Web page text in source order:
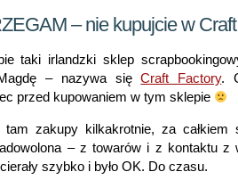
– nie kupujcie w
taki irlandzki sklep
– nazywa sięCraft Factory.
przed kupowaniem w tym sklepie
tam zakupy kilkakrotnie, za
– z towarów i z kontaktu z
szybko i było OK. Do czasu.